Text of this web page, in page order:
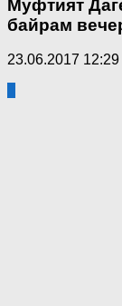
Муфтият
байрам
23.06.2017 12:29